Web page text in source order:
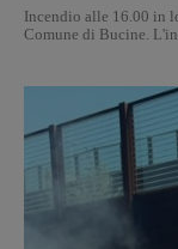
Incendio alle 16.00 in
Comune di Bucine.